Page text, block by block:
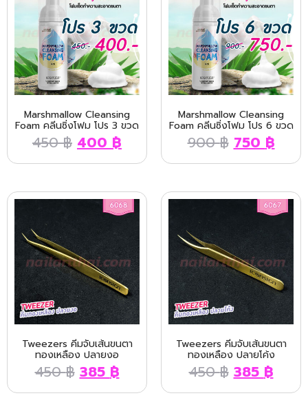
Marshmallow Cleansing
Foam คลีนซิ่งโฟม โปร 3 ขวด
450฿ 400 ฿
Marshmallow Cleansing
Foam คลีนซิ่งโฟม โปร 6 ขวด
900฿ 750 ฿
Tweezers คีมจับเส้นขนตา
ทองเหลือง ปลายงอ
450฿ 385 ฿
Tweezers คีมจับเส้นขนตา
ทองเหลือง ปลายโค้ง
450฿ 385 ฿